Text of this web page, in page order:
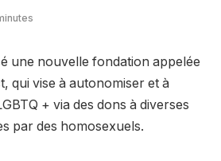
une nouvelle fondation appelée
qui vise à autonomiser et à
+ via des dons à diverses
par des homosexuels.